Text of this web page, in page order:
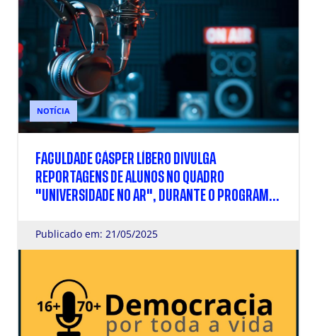
NOTÍCIA
FACULDADE CÁSPER LÍBERO DIVULGA
REPORTAGENS DE ALUNOS NO QUADRO
"UNIVERSIDADE NO AR", DURANTE O PROGRAMA
Publicado em: 21/05/2025